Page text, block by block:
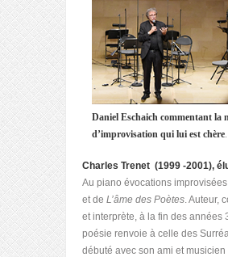
Daniel Eschaich commentant la
d’improvisation qui lui est chère.
Charles Trenet (1999 -2001),
Au piano évocations
et de L’âme des Poètes. Auteur,
et interprète, à la fin des années
poésie renvoie à celle des
débuté avec son ami et